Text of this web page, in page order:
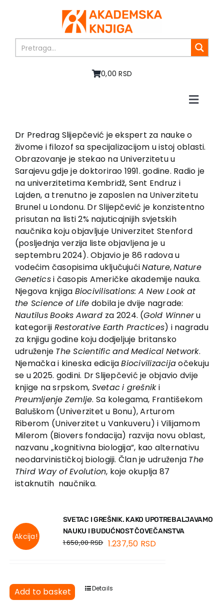
0,00 RSD
Toggle
About us
Books
In preparation
Sale
Authors
News
EU PROJECTS
Contact
Dr Predrag Slijepčević je ekspert za nauke o
živome i filozof sa specijalizacijom u istoj oblasti.
Obrazovanje je stekao na Univerzitetu u
Sarajevu gdje je doktorirao 1991. godine. Radio je
na univerzitetima Kembridž, Sent Endruz i
Lajden, a trenutno je zaposlen na Univerzitetu
Brunel u Londonu. Dr Slijepčević je konzistentno
prisutan na listi 2% najuticajnijih svjetskih
naučnika koju objavljuje Univerzitet Stenford
(posljednja verzija liste objavljena je u
septembru 2024). Objavio je 86 radova u
vodećim časopisima uključujućiNature,Nature
Geneticsi časopis Američke akademije nauka.
Njegova knjiga Biocivilisations: A New Look at
the Science of Life dobila je dvije nagrade:
NautilusBooks Award za 2024. (Gold Winneru
kategoriji Restorative Earth Practices) i nagradu
za knjigu godine koju dodjeljuje britansko
udruženje The ScientificandMedical Network.
Njemačka i kineska edicijaBiocivilizacijaočekuju
se u 2025. godini. Dr Slijepčević je objavio dvije
knjige na srpskom, Svetaci grešniki
Preumljenje Zemlje. Sa kolegama, Františekom
Baluškom (Univerzitet u Bonu), Arturom
Riberom (Univerzitet u Vankuveru) i Vilijamom
Milerom (Biovers fondacija) razvija novu oblast,
nazvanu „kognitivna biologija”, kao alternativu
neodarvinističkoj biologiji. Član je udruženja The
Third Way of Evolution, koje okuplja 87
istaknutih naučnika.
Akcija!
SVETAC I GREŠNIK. KAKO UPOTREBALJAVAMO
NAUKU I BUDUĆNOST ČOVEČANSTVA
1.650,00RSD 1.237,50 RSD
Add to basket Details